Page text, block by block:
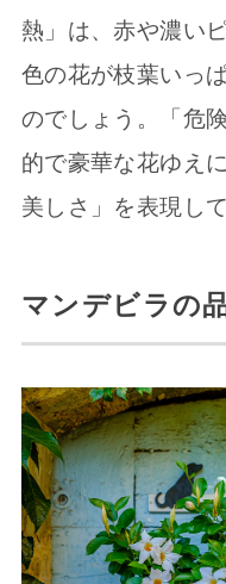
熱」は、赤や濃い
色の花が枝葉いっ
のでしょう。「危
的で豪華な花ゆえ
美しさ」を表現し
マンデビラの